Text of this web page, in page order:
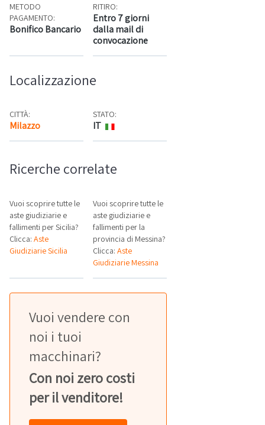
METODO
PAGAMENTO:
Bonifico Bancario
RITIRO:
Entro 7 giorni
dalla mail di
convocazione
Localizzazione
CITTÀ:
Milazzo Mappa
STATO:
IT
Ricerche correlate
Vuoi scoprire tutte le
aste giudiziarie e
fallimenti per Sicilia?
Clicca: Aste
Giudiziarie Sicilia
Vuoi scoprire tutte le
aste giudiziarie e
fallimenti per la
provincia di Messina?
Clicca:Aste
Giudiziarie Messina
Vuoi vendere con
noi i tuoi
macchinari?
Con noi zero costi
per il venditore!